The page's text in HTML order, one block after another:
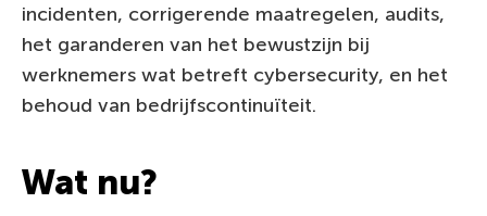
incidenten, corrigerende maatregelen, audits,
het garanderen van het bewustzijn bij
werknemers wat betreft cybersecurity, en het
behoud van bedrijfscontinuïteit.
Wat nu?